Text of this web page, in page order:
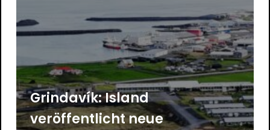
Grindavík: Island
veröffentlicht neue